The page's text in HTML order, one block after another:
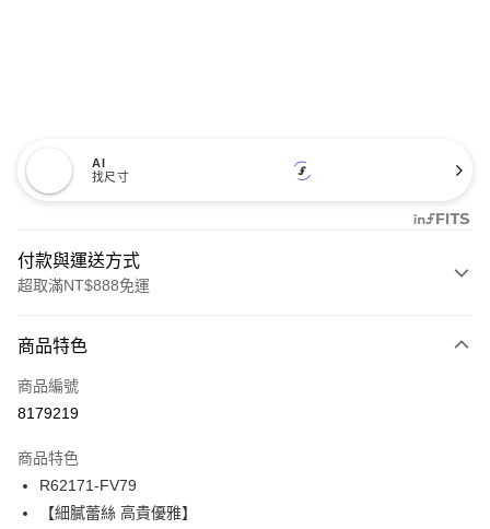
AI
找尺寸
付款與運送方式
超取滿NT$888免運
信用卡一次付款
信用卡分期付款
合作金庫商業銀行
華南商業銀行
上海商業儲蓄銀行
LINE Pay
商品特色
商品編號
8179219
商品特色
R62171-FV79
【細膩蕾絲 高貴優雅】